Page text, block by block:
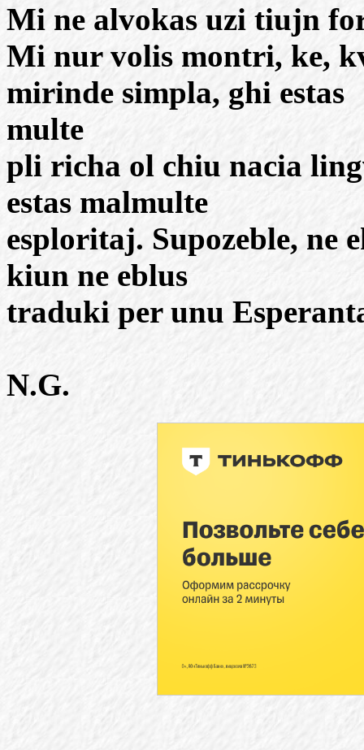
Mi ne alvokas uzi tiujn
Mi nur volis montri, ke,
mirinde simpla, ghi estas
multe
pli richa ol chiu nacia
estas malmulte
esploritaj. Supozeble, ne
kiun ne eblus
traduki per unu
N.G.